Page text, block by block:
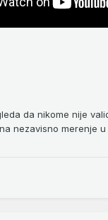
da nikome nije
nezavisno merenje